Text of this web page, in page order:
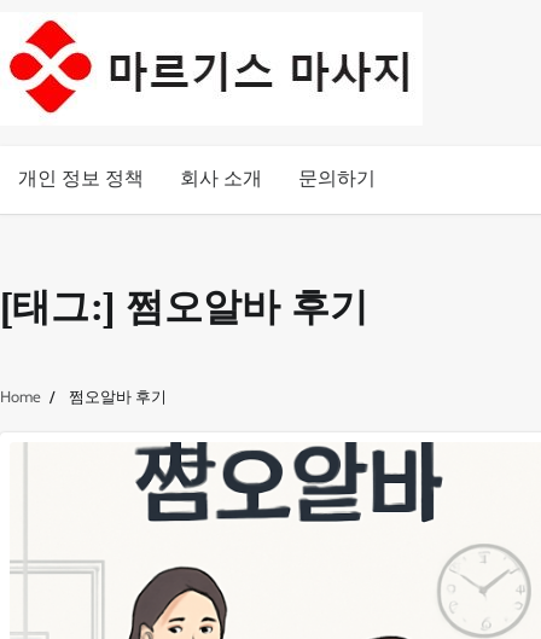
content
개인 정보 정책 회사 소개 문의하기
[태그:] 쩜오알바 후기
Home 쩜오알바 후기